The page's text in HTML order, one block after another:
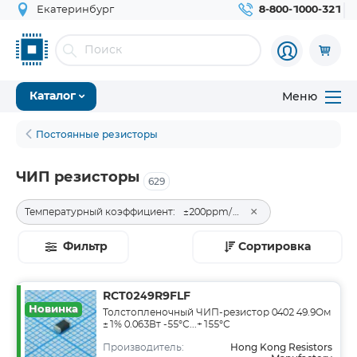
Екатеринбург 8-800-1000-321
Каталог Меню
Постоянные резисторы
ЧИП резисторы 629
Температурный коэффициент: ×
Фильтр Сортировка
Новинка
RCT0249R9FLF
Толстопленочный ЧИП-резистор 0402 49.9Ом
±1% 0.063Вт -55°С...+155°С
Производитель:
Hong Kong Resistors